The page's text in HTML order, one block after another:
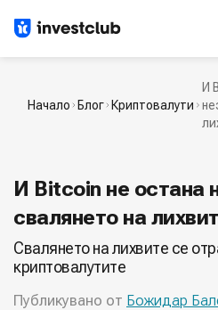
Начало Блог Криптовалути
И
И Bitcoin не остана
свалянето на
Свалянето на лихвите се
криптовалутите
Публикувано от Божидар